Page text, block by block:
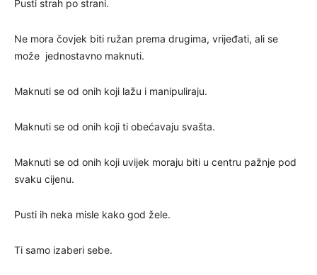
Pusti strah po strani.
Ne mora čovjek biti ružan prema drugima, vrijeđati, ali se
može jednostavno maknuti.
Maknuti se od onih koji lažu i manipuliraju.
Maknuti se od onih koji ti obećavaju svašta.
Maknuti se od onih koji uvijek moraju biti u centru pažnje pod
svaku cijenu.
Pusti ih neka misle kako god žele.
Ti samo izaberi sebe.